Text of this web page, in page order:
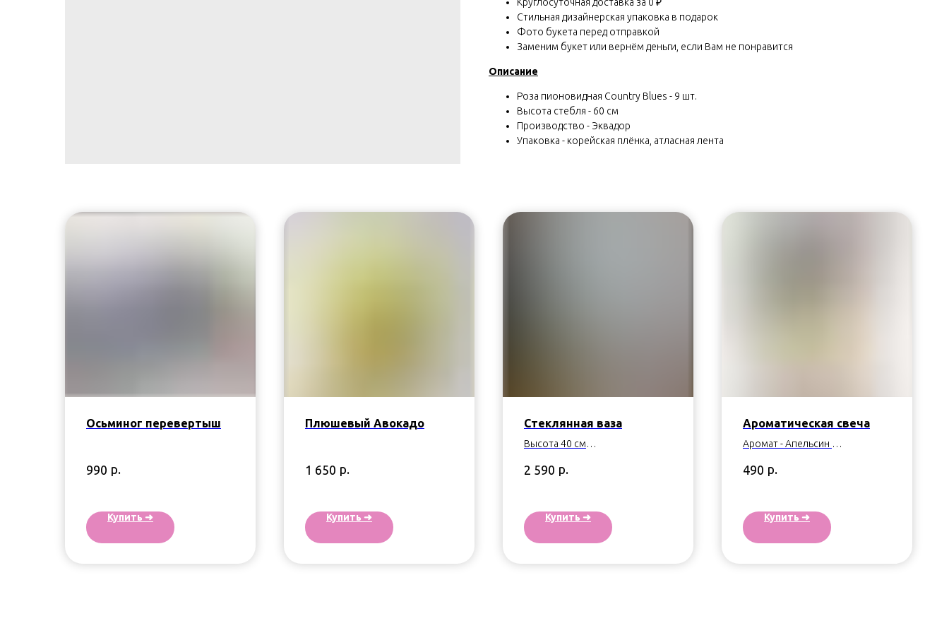
Стильная дизайнерская упаковка в подарок
Фото букета перед отправкой
Заменим букет или вернём деньги, если Вам не понравится
Описание
Роза пионовидная Country Blues - 9 шт.
Высота стебля - 60 см
Производство - Эквадор
Упаковка - корейская плёнка, атласная лента
Осьминог перевертыш
990 р.
Купить ➜
Плюшевый Авокадо
1 650 р.
Купить ➜
Стеклянная ваза
Высота 40 см
2 590 р.
Купить ➜
Ароматическая свеча
Аромат - Апельсин
490 р.
Купить ➜